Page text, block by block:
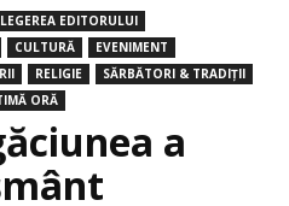
EDITORULUI
CULTURĂ
EVENIMENT
RELIGIE
SĂRBĂTORI & TRADIȚII
ORĂ
a